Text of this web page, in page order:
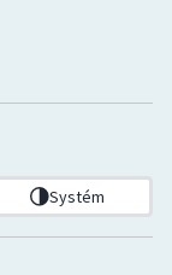
Systém